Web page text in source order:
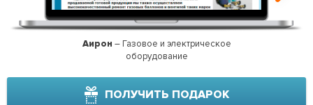
Аирон – Газовое и электрическое
оборудование
ПОЛУЧИТЬ ПОДАРОК